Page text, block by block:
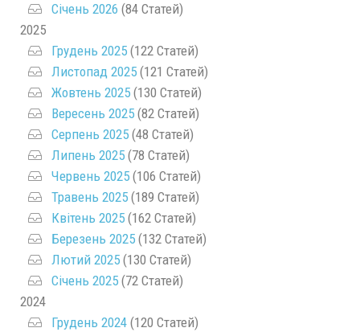
Січень 2026 (84 Статей)
2025
Грудень 2025 (122 Статей)
Листопад 2025 (121 Статей)
Жовтень 2025 (130 Статей)
Вересень 2025 (82 Статей)
Серпень 2025 (48 Статей)
Липень 2025 (78 Статей)
Червень 2025 (106 Статей)
Травень 2025 (189 Статей)
Квітень 2025 (162 Статей)
Березень 2025 (132 Статей)
Лютий 2025 (130 Статей)
Січень 2025 (72 Статей)
2024
Грудень 2024 (120 Статей)